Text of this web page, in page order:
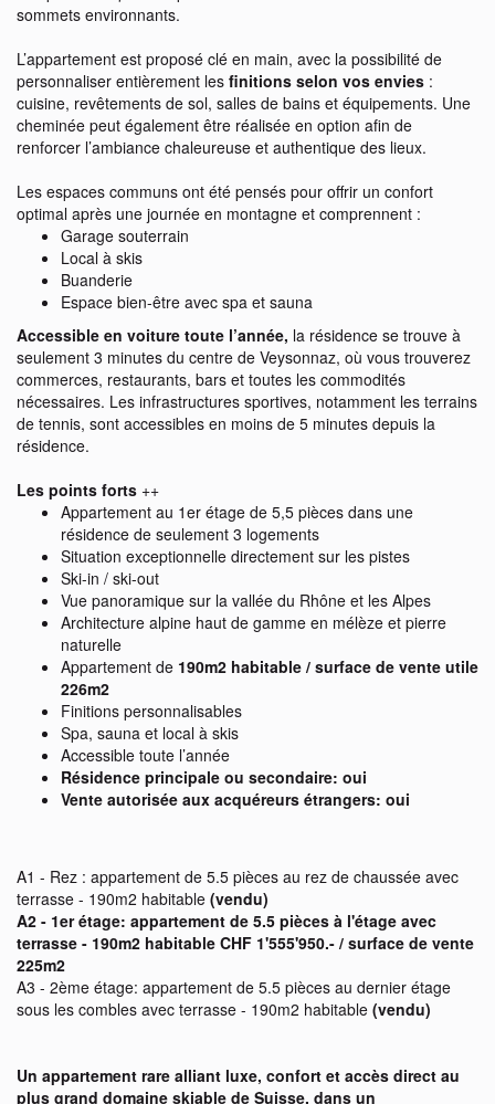
sommets environnants.
L’appartement est proposé clé en main, avec la possibilité de
personnaliser entièrement les finitions selon vos envies :
cuisine, revêtements de sol, salles de bains et équipements. Une
cheminée peut également être réalisée en option afin de
renforcer l’ambiance chaleureuse et authentique des lieux.
Les espaces communs ont été pensés pour offrir un confort
optimal après une journée en montagne et comprennent :
Garage souterrain
Local à skis
Buanderie
Espace bien-être avec spa et sauna
Accessible en voiture toute l’année, la résidence se trouve à
seulement 3 minutes du centre de Veysonnaz, où vous trouverez
commerces, restaurants, bars et toutes les commodités
nécessaires. Les infrastructures sportives, notamment les terrains
de tennis, sont accessibles en moins de 5 minutes depuis la
résidence.
Les points forts ++
Appartement au 1er étage de 5,5 pièces dans une
résidence de seulement 3 logements
Situation exceptionnelle directement sur les pistes
Ski-in / ski-out
Vue panoramique sur la vallée du Rhône et les Alpes
Architecture alpine haut de gamme en mélèze et pierre
naturelle
Appartement de 190m2 habitable / surface de vente utile
226m2
Finitions personnalisables
Spa, sauna et local à skis
Accessible toute l’année
Résidence principale ou secondaire: oui
Vente autorisée aux acquéreurs étrangers: oui
A1 - Rez : appartement de 5.5 pièces au rez de chaussée avec
terrasse - 190m2 habitable (vendu)
A2 - 1er étage: appartement de 5.5 pièces à l'étage avec
terrasse - 190m2 habitable CHF 1'555'950.- / surface de vente
225m2
A3 - 2ème étage: appartement de 5.5 pièces au dernier étage
sous les combles avec terrasse - 190m2 habitable (vendu)
Un appartement rare alliant luxe, confort et accès direct au
plus grand domaine skiable de Suisse, dans un